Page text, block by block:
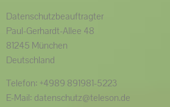
Datenschutzbeauftragter
Paul-Gerhardt-Allee 48
81245 München
Deutschland
Telefon: +4989 891981-5223
E-Mail: datenschutz@teleson.de